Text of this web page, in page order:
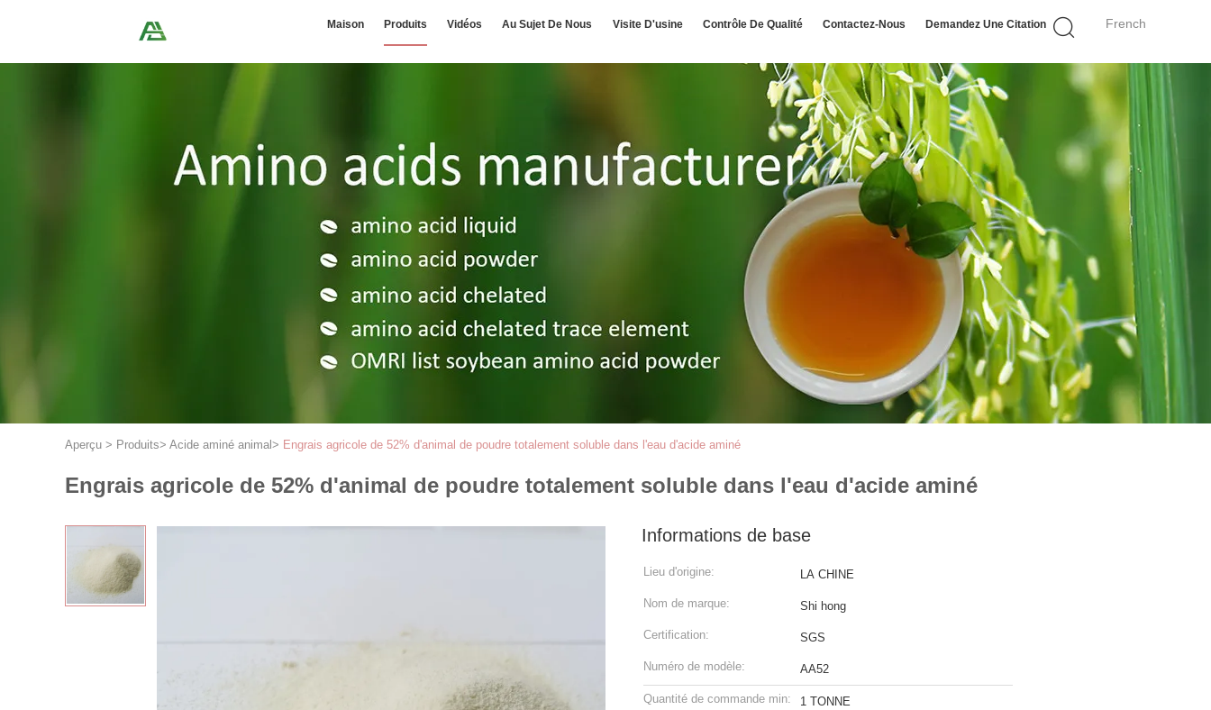
French
Maison Produits Vidéos Au Sujet De Nous Visite D'usine Contrôle De Qualité Contactez-Nous Demandez Une Citation
Aperçu > Produits> Acide aminé animal > Engrais agricole de 52% d'animal de poudre totalement soluble dans l'eau d'acide aminé
Engrais agricole de 52% d'animal de poudre totalement soluble dans l'eau d'acide aminé
Informations de base
Lieu d'origine: LA CHINE
Nom de marque: Shi hong
Certification: SGS
Numéro de modèle: AA52
Quantité de commande min: 1 TONNE